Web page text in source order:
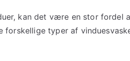
kan det være en stor fordel
forskellige typer af